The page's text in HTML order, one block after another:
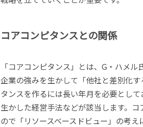
コアコンピタンスとの関係
「コアコンピタンス」とは、G・ハメ
企業の強みを生かして「他社と差別化
タンスを作るには長い年月を必要とし
生かした経営手法などが該当します。
ので「リソースベースドビュー」の考え